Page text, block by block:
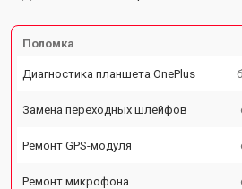
Поломка
Диагностика планшета OnePlus
Замена переходных шлейфов
Ремонт GPS-модуля
Ремонт микрофона